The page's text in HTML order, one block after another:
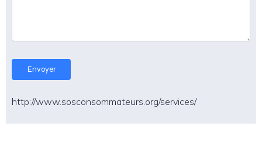
http://www.sosconsommateurs.org/services/